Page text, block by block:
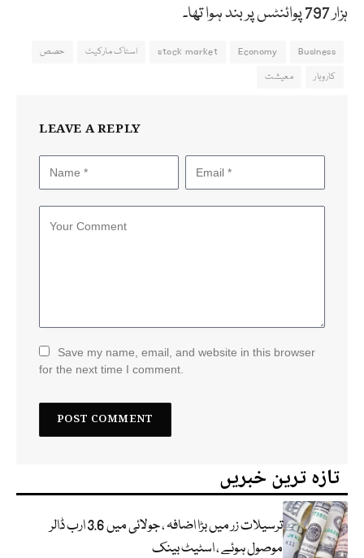
ہزار 797 پوائنٹس پر بند ہوا تھا۔
Business
Economy
stock market اسٹاک مارکیٹ
حصص
کاروبار
معیشت
LEAVE A REPLY
Save my name, email, and website in this browser
for the next time I comment.
تازہ ترین خبریں
ترسیلات زر میں بڑا اضافہ ، جولائی میں 3.6 ارب ڈالر
موصول ہوئے ، اسٹیٹ بینک